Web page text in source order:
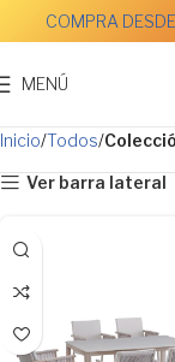
COMPRA
MENÚ
Inicio Todos
Ver barra lateral